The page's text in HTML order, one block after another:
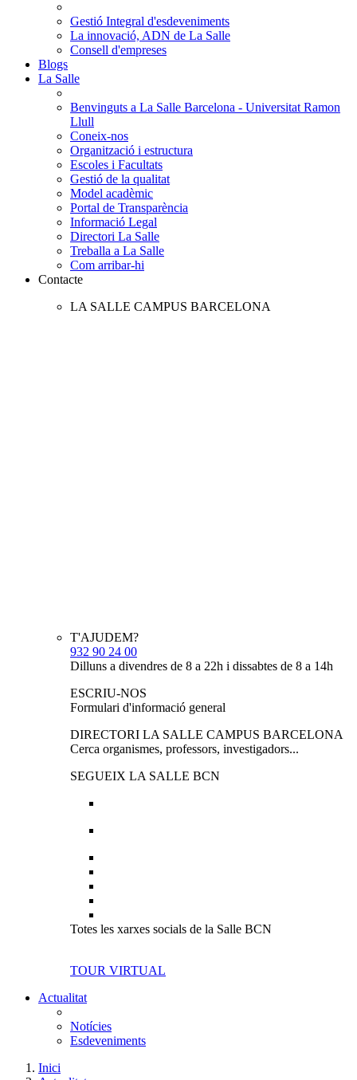
Gestió Integral d'esdeveniments
La innovació, ADN de La Salle
Consell d'empreses
Blogs
La Salle
Benvinguts a La Salle Barcelona - Universitat Ramon
Llull
Coneix-nos
Organització i estructura
Escoles i Facultats
Gestió de la qualitat
Model acadèmic
Portal de Transparència
Informació Legal
Directori La Salle
Treballa a La Salle
Com arribar-hi
Contacte
LA SALLE CAMPUS BARCELONA
T'AJUDEM?
932 90 24 00
Dilluns a divendres de 8 a 22h i dissabtes de 8 a 14h
ESCRIU-NOS
Formulari d'informació general
DIRECTORI LA SALLE CAMPUS BARCELONA
Cerca organismes, professors, investigadors...
SEGUEIX LA SALLE BCN
Totes les xarxes socials de la Salle BCN
TOUR VIRTUAL
Actualitat
Notícies
Esdeveniments
Inici